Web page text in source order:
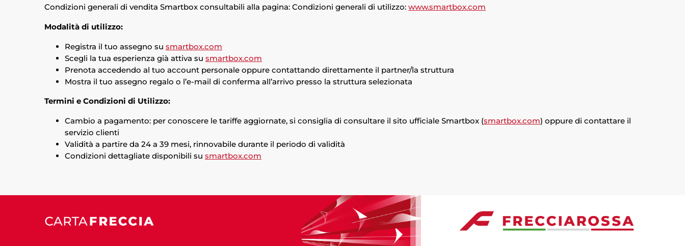
Condizioni generali di vendita Smartbox consultabili alla pagina: Condizioni generali di utilizzo: www.smartbox.com
Modalità di utilizzo:
Registra il tuo assegno su smartbox.com
Scegli la tua esperienza già attiva su smartbox.com
Prenota accedendo al tuo account personale oppure contattando direttamente il partner/la struttura
Mostra il tuo assegno regalo o l’e-mail di conferma all’arrivo presso la struttura selezionata
Termini e Condizioni di Utilizzo:
Cambio a pagamento: per conoscere le tariffe aggiornate, si consiglia di consultare il sito ufficiale Smartbox (smartbox.com) oppure di contattare il
servizio clienti
Validità a partire da 24 a 39 mesi, rinnovabile durante il periodo di validità
Condizioni dettagliate disponibili su smartbox.com